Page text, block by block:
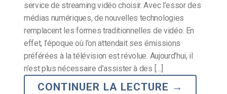
service de streaming vidéo choisir. Avec l’essor des
médias numériques, de nouvelles technologies
remplacent les formes traditionnelles de vidéo. En
effet, l’époque où l’on attendait ses émissions
préférées à la télévision est révolue. Aujourd’hui, il
n’est plus nécessaire d’assister à des […]
CONTINUER LA LECTURE →